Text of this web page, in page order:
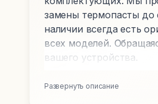
замены термопасты до
наличии всегда есть
всех моделей.
вашего устройства.
Развернуть описание